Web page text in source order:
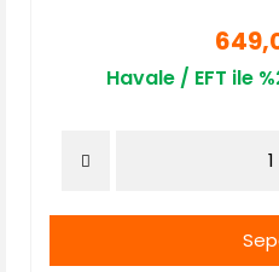
Havale / EFT ile